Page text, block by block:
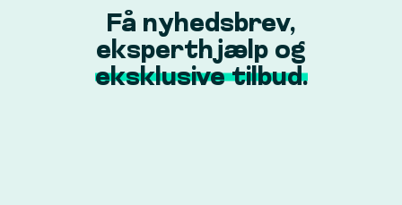
Få nyhedsbrev,
eksperthjælp og
eksklusive tilbud.